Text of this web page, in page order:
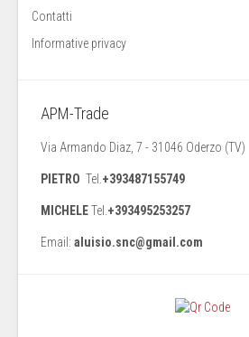
Contatti
Informative privacy
APM-Trade
Via Armando Diaz, 7 - 31046 Oderzo (TV)
PIETRO Tel. +393487155749
MICHELETel. +393495253257
Email: aluisio.snc@gmail.com